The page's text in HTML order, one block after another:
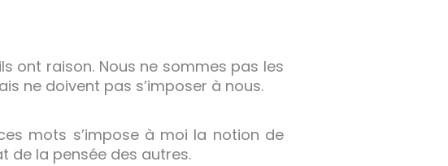
ont raison. Nous ne sommes pas les
ne doivent pas s’imposer à nous.
mots s’impose à moi la notion de
de la pensée des autres.